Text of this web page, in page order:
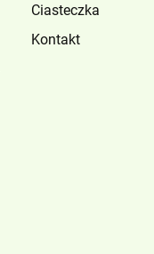
Ciasteczka
Kontakt